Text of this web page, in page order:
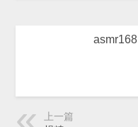
asmr168
上一篇